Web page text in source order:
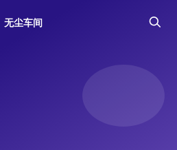
无尘车间